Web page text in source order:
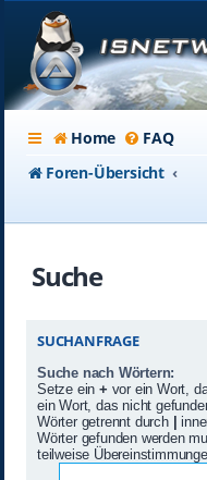
Home FAQ
Foren-Übersicht
Suche
SUCHANFRAGE
Suche nach Wörtern:
Setze ein + vor ein Wort,
ein Wort, das nicht
Wörter getrennt durch |
Wörter gefunden werden
teilweise